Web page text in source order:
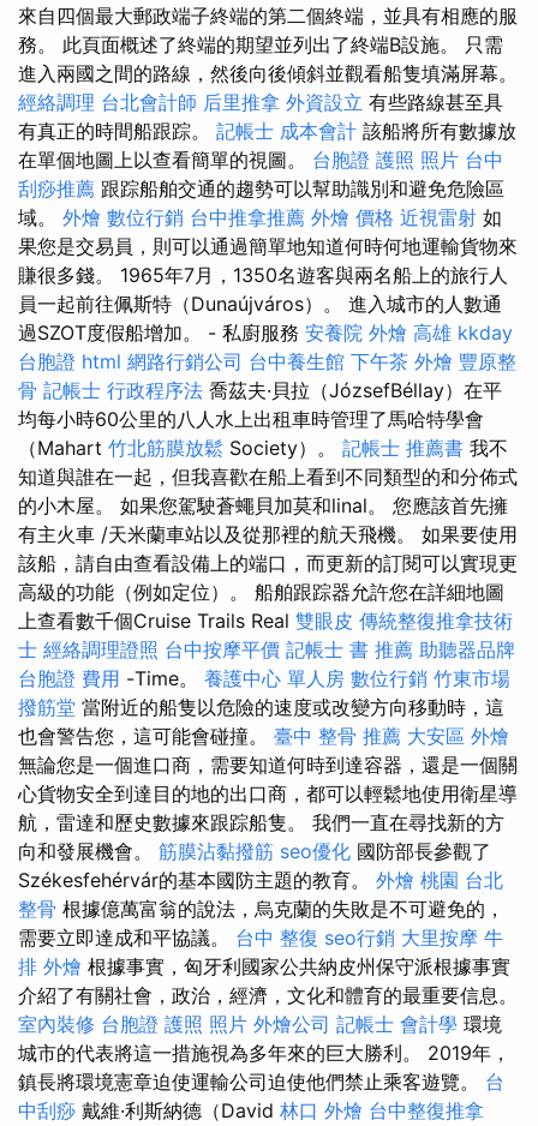
來自四個最大郵政端子終端的第二個終端，並具有相應的服
務。 此頁面概述了終端的期望並列出了終端B設施。 只需
進入兩國之間的路線，然後向後傾斜並觀看船隻填滿屏幕。
經絡調理 台北會計師 后里推拿 外資設立 有些路線甚至具
有真正的時間船跟踪。 記帳士 成本會計 該船將所有數據放
在單個地圖上以查看簡單的視圖。 台胞證 護照 照片 台中
刮痧推薦 跟踪船舶交通的趨勢可以幫助識別和避免危險區
域。 外燴 數位行銷 台中推拿推薦 外燴 價格 近視雷射 如
果您是交易員，則可以通過簡單地知道何時何地運輸貨物來
賺很多錢。 1965年7月，1350名遊客與兩名船上的旅行人
員一起前往佩斯特（Dunaújváros）。 進入城市的人數通
過SZOT度假船增加。 - 私廚服務 安養院 外燴 高雄 kkday
台胞證 html 網路行銷公司 台中養生館 下午茶 外燴 豐原整
骨 記帳士 行政程序法 喬茲夫·貝拉（JózsefBéllay）在平
均每小時60公里的八人水上出租車時管理了馬哈特學會
（Mahart 竹北筋膜放鬆 Society）。 記帳士 推薦書 我不
知道與誰在一起，但我喜歡在船上看到不同類型的和分佈式
的小木屋。 如果您駕駛蒼蠅貝加莫和linal。 您應該首先擁
有主火車 /天米蘭車站以及從那裡的航天飛機。 如果要使用
該船，請自由查看設備上的端口，而更新的訂閱可以實現更
高級的功能（例如定位）。 船舶跟踪器允許您在詳細地圖
上查看數千個Cruise Trails Real 雙眼皮 傳統整復推拿技術
士 經絡調理證照 台中按摩平價 記帳士 書 推薦 助聽器品牌
台胞證 費用 -Time。 養護中心 單人房 數位行銷 竹東市場
撥筋堂 當附近的船隻以危險的速度或改變方向移動時，這
也會警告您，這可能會碰撞。 臺中 整骨 推薦 大安區 外燴
無論您是一個進口商，需要知道何時到達容器，還是一個關
心貨物安全到達目的地的出口商，都可以輕鬆地使用衛星導
航，雷達和歷史數據來跟踪船隻。 我們一直在尋找新的方
向和發展機會。 筋膜沾黏撥筋 seo優化 國防部長參觀了
Székesfehérvár的基本國防主題的教育。 外燴 桃園 台北
整骨 根據億萬富翁的說法，烏克蘭的失敗是不可避免的，
需要立即達成和平協議。 台中 整復 seo行銷 大里按摩 牛
排 外燴 根據事實，匈牙利國家公共納皮州保守派根據事實
介紹了有關社會，政治，經濟，文化和體育的最重要信息。
室內裝修 台胞證 護照 照片 外燴公司 記帳士 會計學 環境
城市的代表將這一措施視為多年來的巨大勝利。 2019年，
鎮長將環境憲章迫使運輸公司迫使他們禁止乘客遊覽。 台
中刮痧 戴維·利斯納德（David 林口 外燴 台中整復推拿